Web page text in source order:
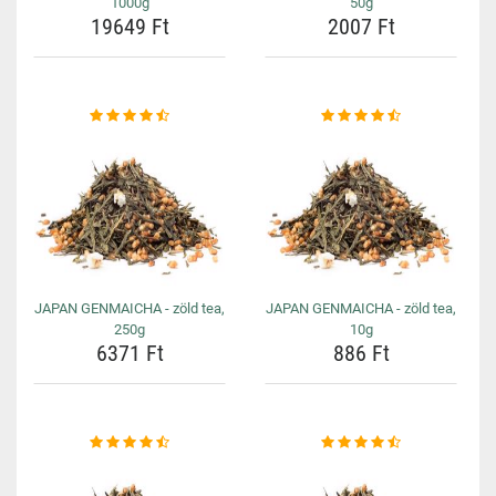
19649 Ft 2007 Ft
JAPAN GENMAICHA - zöld tea,
250g
6371 Ft
JAPAN GENMAICHA - zöld tea,
10g
886 Ft